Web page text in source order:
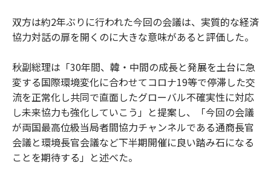
双方は約2年ぶりに行われた今回の会議は、実質的な経済
協力対話の扉を開くのに大きな意味があると評価した。
秋副総理は「30年間、韓・中間の成長と発展を土台に急
変する国際環境変化に合わせてコロナ19等で停滞した交
流を正常化し共同で直面したグローバル不確実性に対応
し未来協力も強化していこう」と提案し、「今回の会議
が両国最高位級当局者間協力チャンネルである通商長官
会議と環境長官会議など下半期開催に良い踏み石になる
ことを期待する」と述べた。